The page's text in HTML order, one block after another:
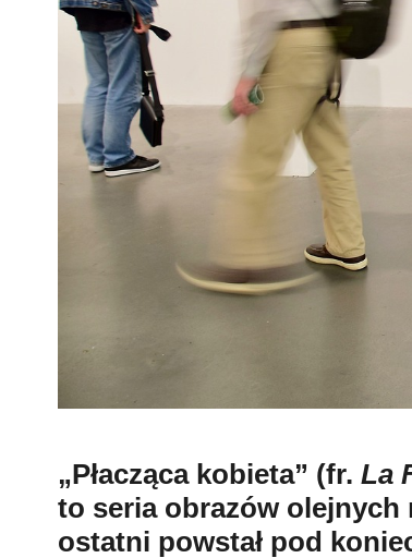
„Płacząca kobieta” (fr. La
to seria obrazów olejnych
ostatni powstał pod